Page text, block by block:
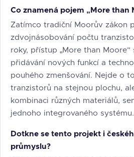
Co znamená pojem „More than
Zatímco tradiční Moorův zákon
zdvojnásobování počtu
roky, přístup „More than Moore“
přidávání nových funkcí a
pouhého zmenšování. Nejde o
tranzistorů na stejnou plochu,
kombinaci různých materiálů,
jednoho integrovaného systému.
Dotkne se tento projekt i
průmyslu?